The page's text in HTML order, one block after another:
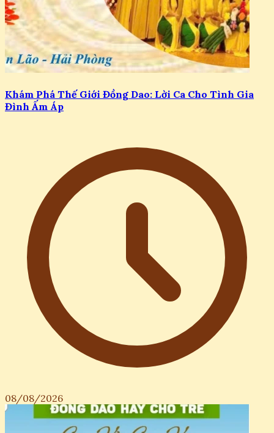
Khám Phá Thế Giới Đồng Dao: Lời Ca Cho Tình Gia
Đình Ấm Áp
08/08/2026